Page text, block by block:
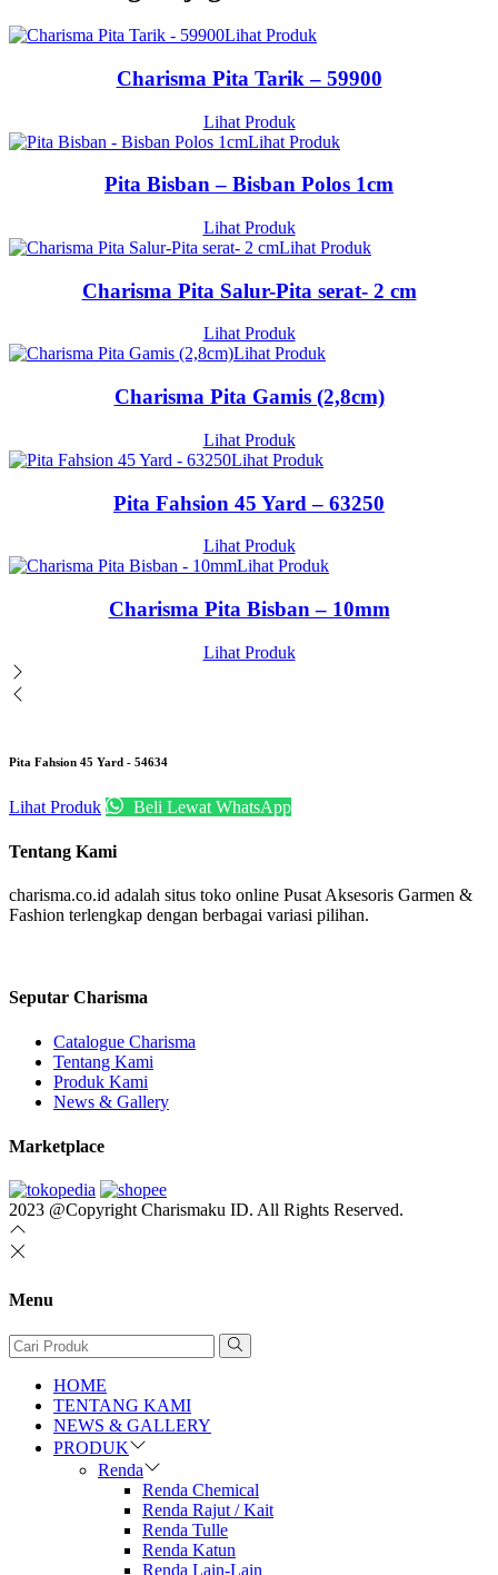
Lihat Produk
Charisma Pita Tarik – 59900
Lihat Produk
Lihat Produk
Pita Bisban – Bisban Polos 1cm
Lihat Produk
Lihat Produk
Charisma Pita Salur-Pita serat- 2 cm
Lihat Produk
Lihat Produk
Charisma Pita Gamis (2,8cm)
Lihat Produk
Lihat Produk
Pita Fahsion 45 Yard – 63250
Lihat Produk
Lihat Produk
Charisma Pita Bisban – 10mm
Lihat Produk
Pita Fahsion 45 Yard - 54634
Lihat Produk Beli Lewat WhatsApp
Tentang Kami
charisma.co.id adalah situs toko online Pusat Aksesoris Garmen &
Fashion terlengkap dengan berbagai variasi pilihan.
Seputar Charisma
Catalogue Charisma
Tentang Kami
Produk Kami
News & Gallery
Marketplace
2023 @Copyright Charismaku ID. All Rights Reserved.
Menu
HOME
TENTANG KAMI
NEWS & GALLERY
PRODUK
Renda
Renda Chemical
Renda Rajut / Kait
Renda Tulle
Renda Katun
Renda Lain-Lain